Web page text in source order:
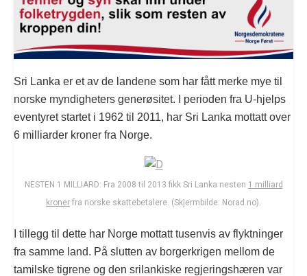
Sri Lanka er et av de landene som har fått merke mye til
norske myndigheters generøsitet. I perioden fra U-hjelps
eventyret startet i 1962 til 2011, har Sri Lanka mottatt over
6 milliarder kroner fra Norge.
NESTEN 1 MILLIARD: Fra 2008 til 2013 fikk Sri Lanka nesten 1 milliard
kroner fra norske skattebetalere. (Skjermbilde: Norad.no).
I tillegg til dette har Norge mottatt tusenvis av flyktninger
fra samme land. På slutten av borgerkrigen mellom de
tamilske tigrene og den srilankiske regjeringshæren var